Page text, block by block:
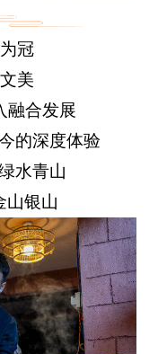
冠
美
融合发展
的深度体验
水青山
山银山